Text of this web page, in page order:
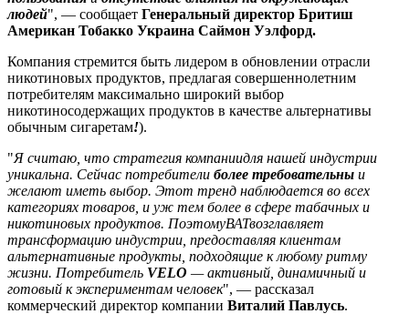
людей", — сообщает Генеральный директор Бритиш
Американ Тобакко Украина Саймон Уэлфорд.
Компания стремится быть лидером в обновлении отрасли
никотиновых продуктов, предлагая совершеннолетним
потребителям максимально широкий выбор
никотиносодержащих продуктов в качестве альтернативы
обычным сигаретам!).
"Я считаю, что стратегия компаниидля нашей индустрии
уникальна. Сейчас потребители более требовательны и
желают иметь выбор. Этот тренд наблюдается во всех
категориях товаров, и уж тем более в сфере табачных и
никотиновых продуктов. ПоэтомуВАТвозглавляет
трансформацию индустрии, предоставляя клиентам
альтернативные продукты, подходящие к любому ритму
жизни. Потребитель VELO — активный, динамичный и
готовый к экспериментам человек", — рассказал
коммерческий директор компании Виталий Павлусь.